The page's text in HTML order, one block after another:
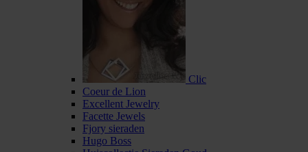
Clic
Coeur de Lion
Excellent Jewelry
Facette Jewels
Fjory sieraden
Hugo Boss